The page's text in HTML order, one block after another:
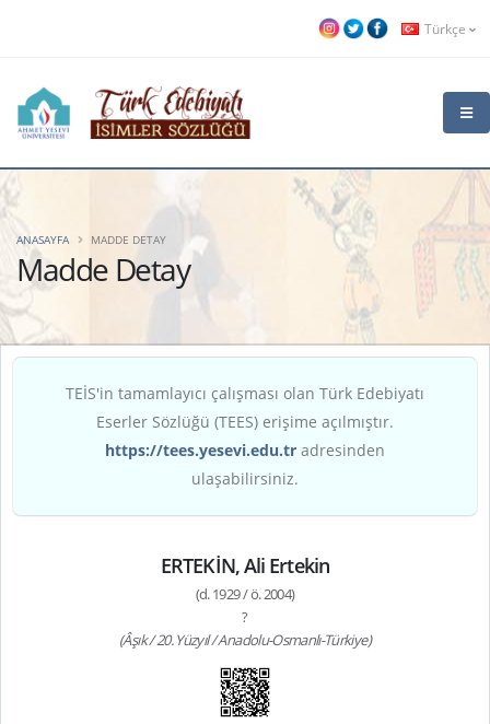
Türkçe
Madde Detay
ANASAYFA MADDE DETAY
TEİS'in tamamlayıcı çalışması olan Türk Edebiyatı
Eserler Sözlüğü (TEES) erişime açılmıştır.
https://tees.yesevi.edu.tr adresinden
ulaşabilirsiniz.
ERTEKİN, Ali Ertekin
(d. 1929 / ö. 2004)
?
(Âşık / 20. Yüzyıl / Anadolu-Osmanlı-Türkiye)